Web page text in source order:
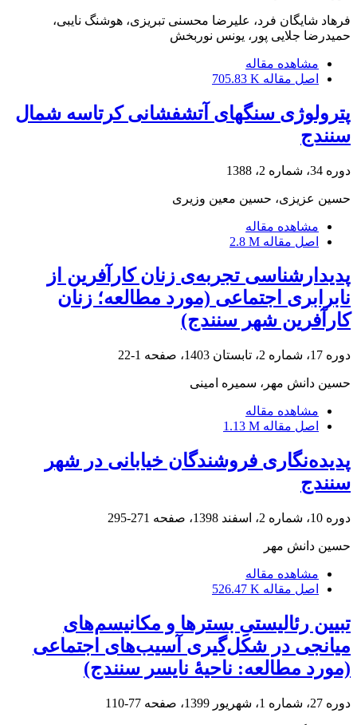
فرهاد شایگان فرد، علیرضا محسنی تبریزی، هوشنگ نایبی،
حمیدرضا جلایی پور، یونس نوربخش
مشاهده مقاله
اصل مقاله 705.83 K
پترولوژی سنگهای آتشفشانی کرتاسه شمال
سنندج
دوره 34، شماره 2، 1388
حسین عزیزی، حسین معین وزیری
مشاهده مقاله
اصل مقاله 2.8 M
پدیدارشناسی تجربه‌ی زنان کارآفرین از
نابرابری اجتماعی (مورد مطالعه؛ زنان
کارآفرین شهر سنندج)
دوره 17، شماره 2، تابستان 1403، صفحه 1-22
حسین دانش مهر، سمیره امینی
مشاهده مقاله
اصل مقاله 1.13 M
پدیده‌نگاری فروشندگان خیابانی در شهر
سنندج
دوره 10، شماره 2، اسفند 1398، صفحه 271-295
حسین دانش مهر
مشاهده مقاله
اصل مقاله 526.47 K
تبیین رئالیستیِ بسترها و مکانیسم‌‌های
میانجی در شکل‌گیری آسیب‌‌های اجتماعی
(مورد مطالعه: ناحیۀ نایسر سنندج)
دوره 27، شماره 1، شهریور 1399، صفحه 77-110